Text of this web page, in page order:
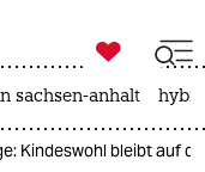

taz zahl ich
sachsen-anhalt
Kindeswohl bleibt auf